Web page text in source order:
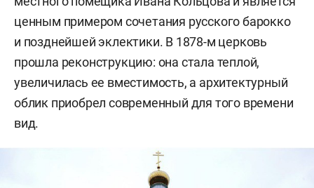
ценным примером сочетания русского барокко
и позднейшей эклектики. В 1878-м церковь
прошла реконструкцию: она стала теплой,
увеличилась ее вместимость, а архитектурный
облик приобрел современный для того времени
вид.